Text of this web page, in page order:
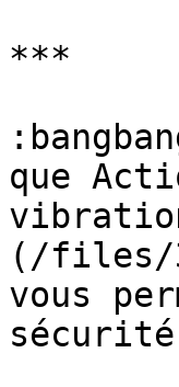
***
que
(/files/
vous